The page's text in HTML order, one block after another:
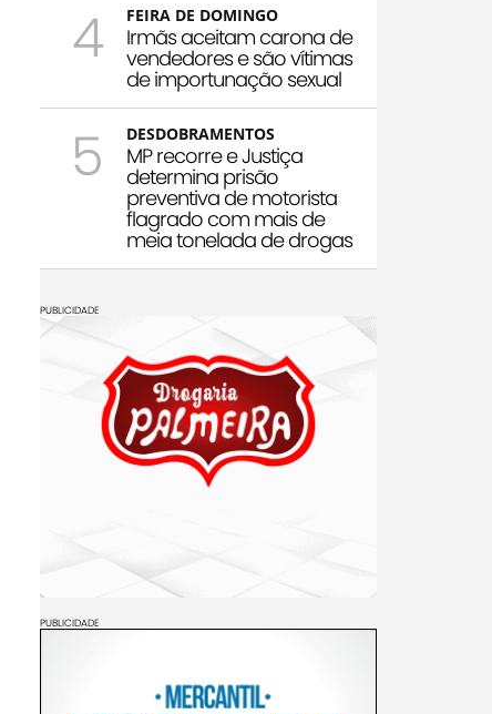
4 FEIRA DE DOMINGO
Irmãs aceitam carona de
vendedores e são vítimas
de importunação sexual
5 DESDOBRAMENTOS
MP recorre e Justiça
determina prisão
preventiva de motorista
flagrado com mais de
meia tonelada de drogas
PUBLICIDADE
PUBLICIDADE